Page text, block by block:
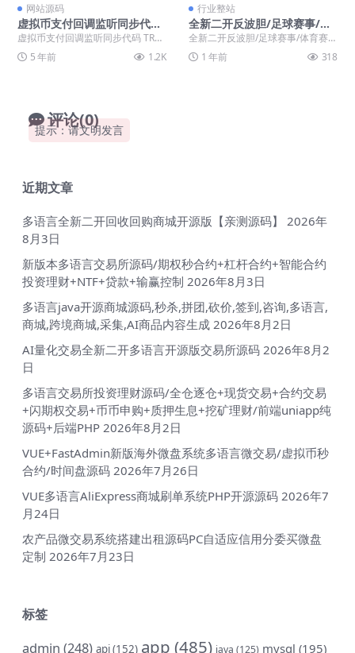
网站源码
虚拟币支付回调监听同步代码
TRX TRC20波场钱包PHP开发
虚拟币支付回调监听同步代码 TRX
TRC20波场钱包PHP开发示例源码
PHP...5 年前 1.2K
行业整站
全新二开反波胆/足球赛事/体
育赛事/竞猜源码/前后端分离/
全新二开反波胆/足球赛事/体育赛
事/竞猜源码/前后端分离/开源版 独
家二开/已对...
1 年前 318
评论(0)
提示：请文明发言
近期文章
多语言全新二开回收回购商城开源版【亲测源码】
2026年
8月3日
新版本多语言交易所源码/期权秒合约+杠杆合约+智能合约
投资理财+NTF+贷款+输赢控制 2026年8月3日
多语言java开源商城源码,秒杀,拼团,砍价,签到,咨询,多语言,
商城,跨境商城,采集,AI商品内容生成 2026年8月2日
AI量化交易全新二开多语言开源版交易所源码 2026年8月2
日
多语言交易所投资理财源码/全仓逐仓+现货交易+合约交易
+闪期权交易+币币申购+质押生息+挖矿理财/前端uniapp纯
源码+后端PHP 2026年8月2日
VUE+FastAdmin新版海外微盘系统多语言微交易/虚拟币秒
合约/时间盘源码 2026年7月26日
VUE多语言AliExpress商城刷单系统PHP开源源码 2026年7
月24日
农产品微交易系统搭建出租源码PC自适应信用分委买微盘
定制 2026年7月23日
标签
admin (248) api(152) app (485) java (125) mysql (195)